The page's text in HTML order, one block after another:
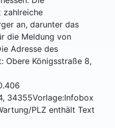
zahlreiche
an, darunter das
die Meldung von
Adresse des
Obere Königsstraße 8,
34355Vorlage:Infobox
PLZ enthält Text